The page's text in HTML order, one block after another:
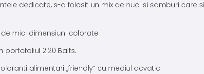
dedicate, s-a folosit un mix de nuci si samburi
mici dimensiuni colorate.
2.20 Baits.
alimentari „friendly” cu mediul acvatic.